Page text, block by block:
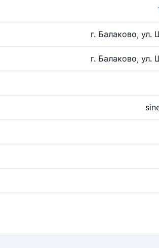
г. Балаково, ул.
г. Балаково, ул.